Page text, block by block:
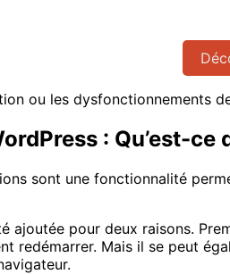
ou les dysfonctionnements
: Qu’est-ce
sont une fonctionnalité
ajoutée pour deux raisons.
redémarrer. Mais il se peut